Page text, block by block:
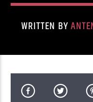
WRITTEN BY